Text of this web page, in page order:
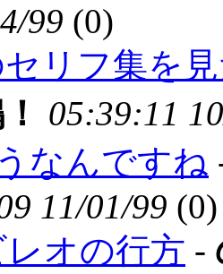
99 (0)
リフ集を
05:39:11
なんですね
11/01/99 (0)
オの行方 -